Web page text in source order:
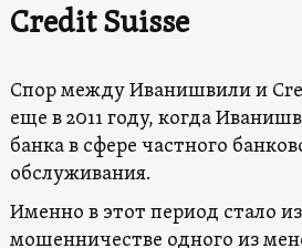
Credit Suisse
Спор между Иванишвили и
еще в 2011 году, когда
банка в сфере частного
обслуживания.
Именно в этот период стало
мошенничестве одного из